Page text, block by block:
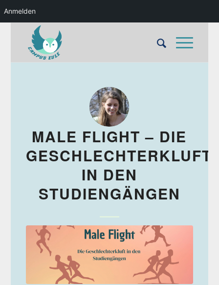
Anmelden
MALE FLIGHT – DIE
GESCHLECHTERKLUFT
IN DEN
STUDIENGÄNGEN